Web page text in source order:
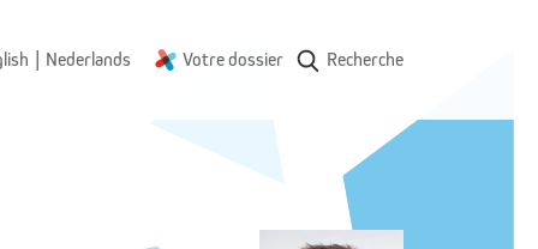
| Nederlands Votre dossier Recherche